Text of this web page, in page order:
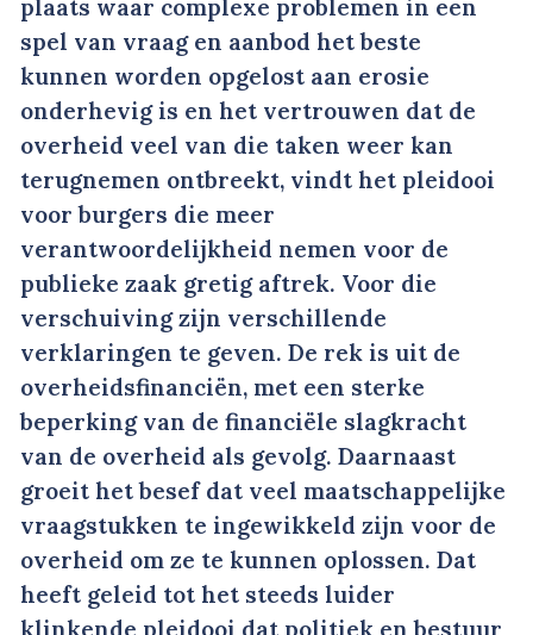
plaats waar complexe problemen in een
spel van vraag en aanbod het beste
kunnen worden opgelost aan erosie
onderhevig is en het vertrouwen dat de
overheid veel van die taken weer kan
terugnemen ontbreekt, vindt het pleidooi
voor burgers die meer
verantwoordelijkheid nemen voor de
publieke zaak gretig aftrek. Voor die
verschuiving zijn verschillende
verklaringen te geven. De rek is uit de
overheidsfinanciën, met een sterke
beperking van de financiële slagkracht
van de overheid als gevolg. Daarnaast
groeit het besef dat veel maatschappelijke
vraagstukken te ingewikkeld zijn voor de
overheid om ze te kunnen oplossen. Dat
heeft geleid tot het steeds luider
klinkende pleidooi dat politiek en bestuur